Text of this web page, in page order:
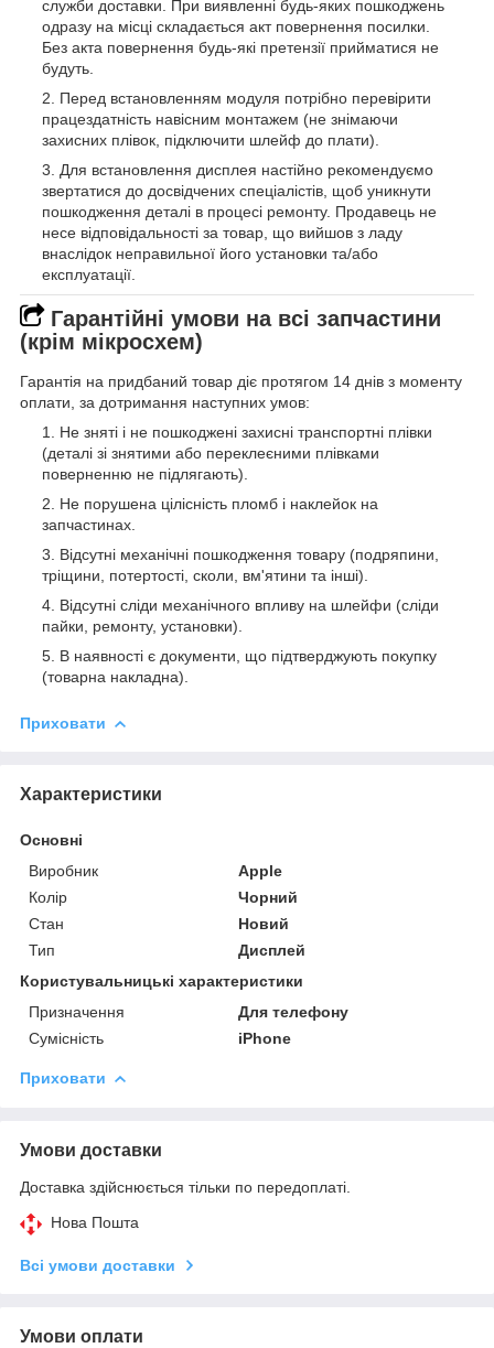
служби доставки. При виявленні будь-яких пошкоджень
одразу на місці складається акт повернення посилки.
Без акта повернення будь-які претензії прийматися не
будуть.
Перед встановленням модуля потрібно перевірити
працездатність навісним монтажем (не знімаючи
захисних плівок, підключити шлейф до плати).
Для встановлення дисплея настійно рекомендуємо
звертатися до досвідчених спеціалістів, щоб уникнути
пошкодження деталі в процесі ремонту. Продавець не
несе відповідальності за товар, що вийшов з ладу
внаслідок неправильної його установки та/або
експлуатації.
Гарантійні умови на всі запчастини
(крім мікросхем)
Гарантія на придбаний товар діє протягом 14 днів з моменту
оплати, за дотримання наступних умов:
Не зняті і не пошкоджені захисні транспортні плівки
(деталі зі знятими або переклеєними плівками
поверненню не підлягають).
Не порушена цілісність пломб і наклейок на
запчастинах.
Відсутні механічні пошкодження товару (подряпини,
тріщини, потертості, сколи, вм'ятини та інші).
Відсутні сліди механічного впливу на шлейфи (сліди
пайки, ремонту, установки).
В наявності є документи, що підтверджують покупку
(товарна накладна).
Приховати
Характеристики
Основні
Виробник
Apple
Колір
Чорний
Стан
Новий
Тип
Дисплей
Користувальницькі характеристики
Призначення
Для телефону
Сумісність
iPhone
Приховати
Умови доставки
Доставка здійснюється тільки по передоплаті.
Нова Пошта
Всі умови доставки
Умови оплати